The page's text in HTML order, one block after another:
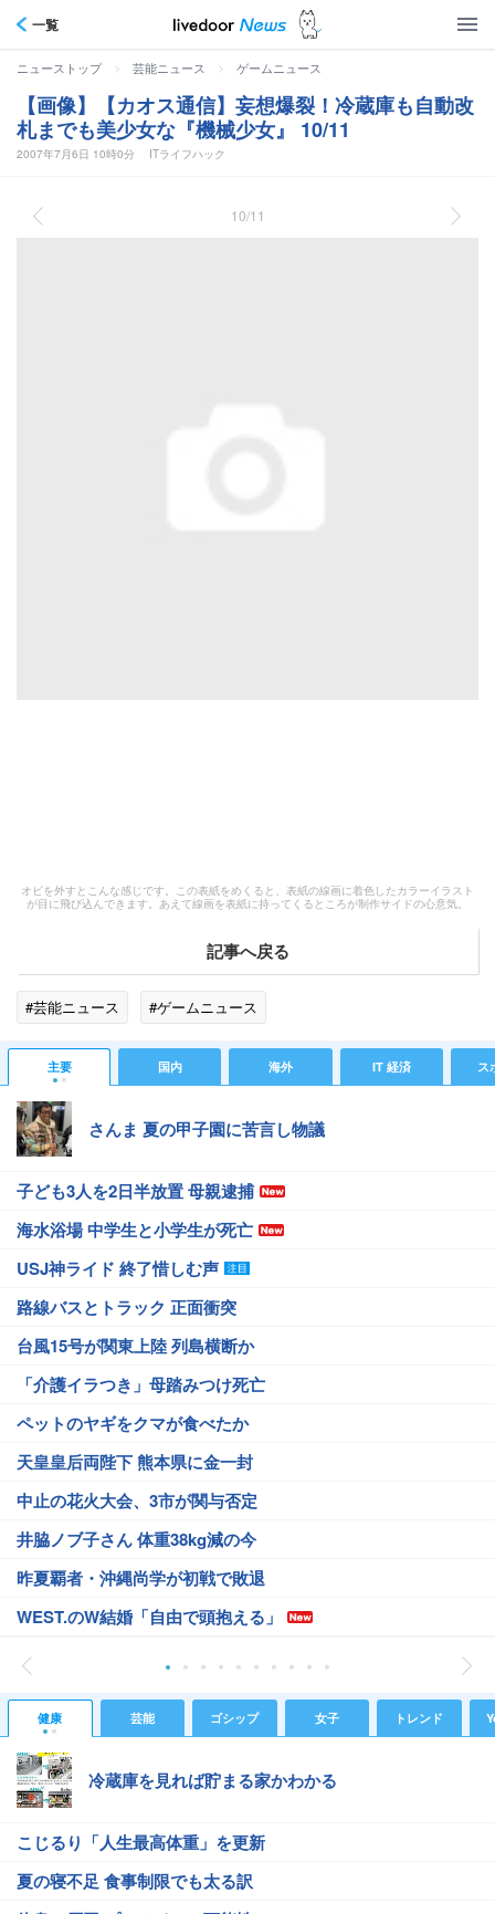
一覧
ニューストップ > 芸能ニュース > ゲームニュース
【画像】【カオス通信】妄想爆裂！冷蔵庫も自動改
札までも美少女な『機械少女』 10/11
2007年7月6日 10時0分 ITライフハック
10/11
オビを外すとこんな感じです。この表紙をめくると、表紙の線画に着色したカラーイラスト
が目に飛び込んできます。あえて線画を表紙に持ってくるところが制作サイドの心意気。
記事へ戻る
#芸能ニュース #ゲームニュース
主要 国内 海外 IT 経済 ス
さんま 夏の甲子園に苦言し物議
子ども3人を2日半放置 母親逮捕
海水浴場 中学生と小学生が死亡
USJ神ライド 終了惜しむ声
路線バスとトラック 正面衝突
台風15号が関東上陸 列島横断か
「介護イラつき」母踏みつけ死亡
ペットのヤギをクマが食べたか
天皇皇后両陛下 熊本県に金一封
中止の花火大会、3市が関与否定
井脇ノブ子さん 体重38kg減の今
昨夏覇者・沖縄尚学が初戦で敗退
WEST.のW結婚「自由で頭抱える」
健康 芸能 ゴシップ 女子 トレンド
冷蔵庫を見れば貯まる家かわかる
こじるり「人生最高体重」を更新
夏の寝不足 食事制限でも太る訳